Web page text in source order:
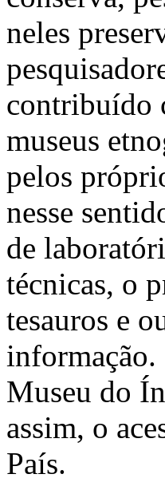
neles
contribuído
museus
pelos
nesse
de
técnicas, o
tesauros e
Museu do
assim, o
País.